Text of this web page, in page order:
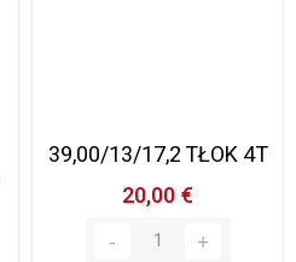
39,00/13/17,2 TŁOK 4T
20,00 €